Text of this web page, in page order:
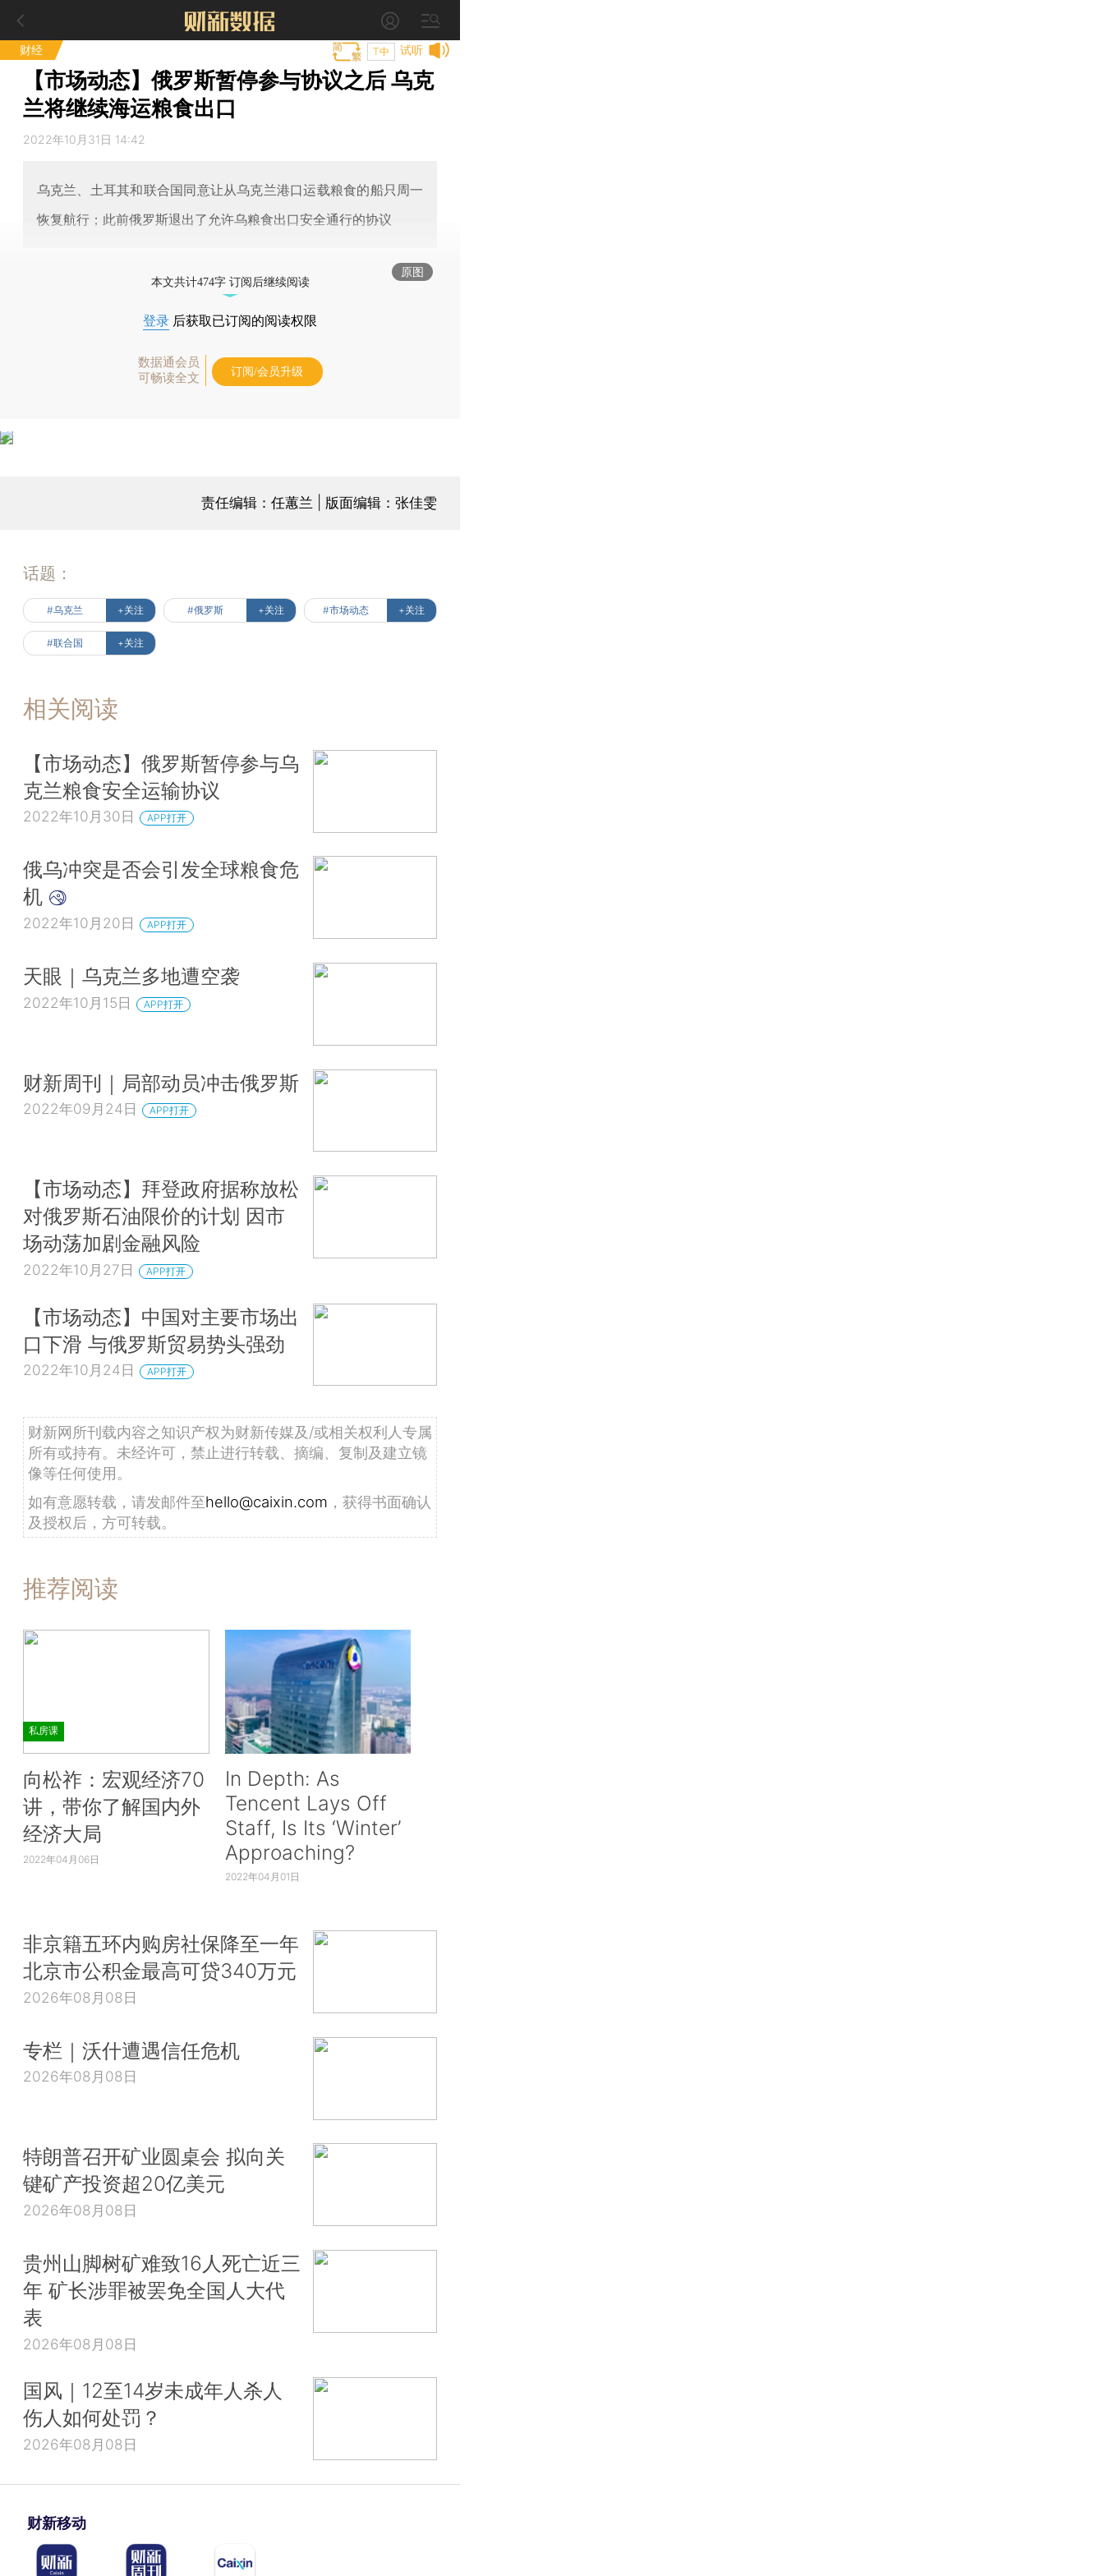
财经 试听
T中
【市场动态】俄罗斯暂停参与协议之后 乌克
兰将继续海运粮食出口
2022年10月31日 14:42
乌克兰、土耳其和联合国同意让从乌克兰港口运载粮食的船只周一
恢复航行；此前俄罗斯退出了允许乌粮食出口安全通行的协议
原图
本文共计474字 订阅后继续阅读
登录 后获取已订阅的阅读权限
数据通会员
可畅读全文
订阅/会员升级
责任编辑：任蕙兰 | 版面编辑：张佳雯
话题：
#乌克兰 +关注 #俄罗斯 +关注 #市场动态 +关注
#联合国 +关注
相关阅读
【市场动态】俄罗斯暂停参与乌
克兰粮食安全运输协议
2022年10月30日 APP打开
俄乌冲突是否会引发全球粮食危
机
2022年10月20日 APP打开
天眼｜乌克兰多地遭空袭
2022年10月15日 APP打开
财新周刊｜局部动员冲击俄罗斯
2022年09月24日 APP打开
【市场动态】拜登政府据称放松
对俄罗斯石油限价的计划 因市
场动荡加剧金融风险
2022年10月27日 APP打开
【市场动态】中国对主要市场出
口下滑 与俄罗斯贸易势头强劲
2022年10月24日 APP打开
财新网所刊载内容之知识产权为财新传媒及/或相关权利人专属
所有或持有。未经许可，禁止进行转载、摘编、复制及建立镜
像等任何使用。
如有意愿转载，请发邮件至hello@caixin.com ，获得书面确认
及授权后，方可转载。
推荐阅读
私房课
向松祚：宏观经济70
讲，带你了解国内外
经济大局
2022年04月06日
In Depth: As
Tencent Lays Off
Staff, Is Its ‘Winter’
Approaching?
2022年04月01日
非京籍五环内购房社保降至一年
北京市公积金最高可贷340万元
2026年08月08日
专栏｜沃什遭遇信任危机
2026年08月08日
特朗普召开矿业圆桌会 拟向关
键矿产投资超20亿美元
2026年08月08日
贵州山脚树矿难致16人死亡近三
年 矿长涉罪被罢免全国人大代
表
2026年08月08日
国风｜12至14岁未成年人杀人
伤人如何处罚？
2026年08月08日
财新移动